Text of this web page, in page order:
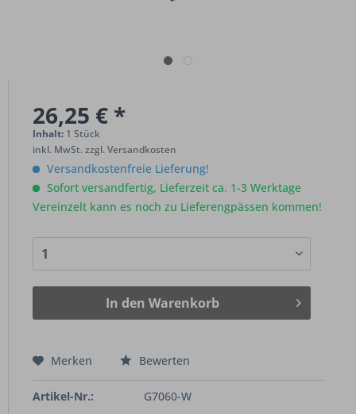
26,25 € *
Inhalt: 1 Stück
inkl. MwSt.zzgl. Versandkosten
Versandkostenfreie Lieferung!
Sofort versandfertig, Lieferzeit ca. 1-3 Werktage
Vereinzelt kann es noch zu Lieferengpässen kommen!
In den Warenkorb
Merken Bewerten
Artikel-Nr.:
G7060-W